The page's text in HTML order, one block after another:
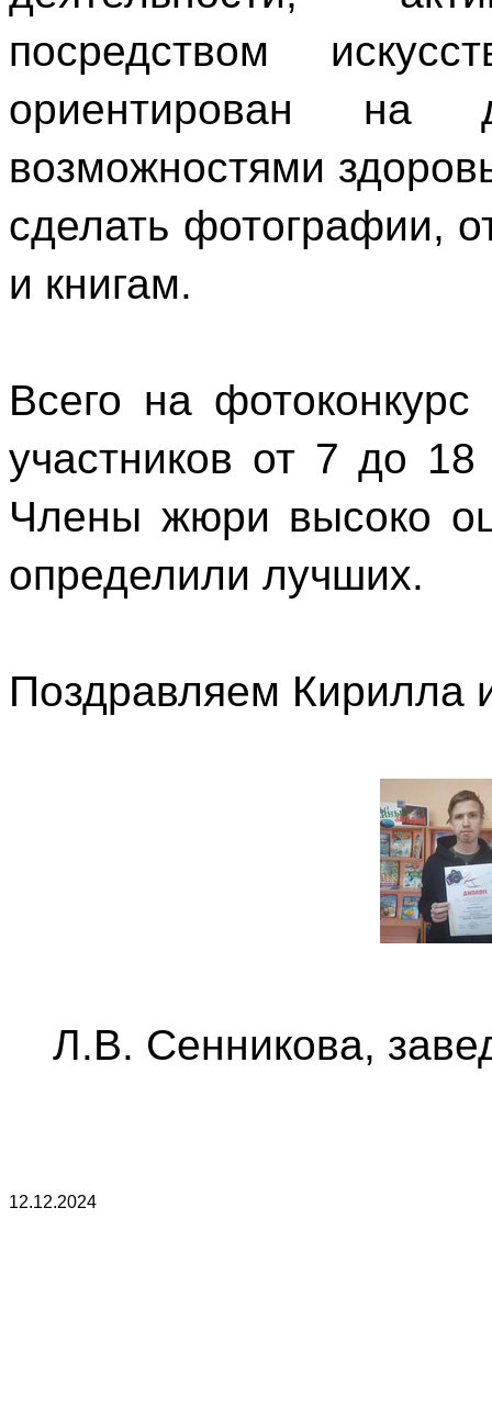
посредством
ориентирован на
возможностями
сделать фотографии,
и книгам.
Всего на
участников от 7 до
Члены жюри высоко
определили лучших.
Поздравляем Кирилла
Л.В. Сенникова,
12.12.2024